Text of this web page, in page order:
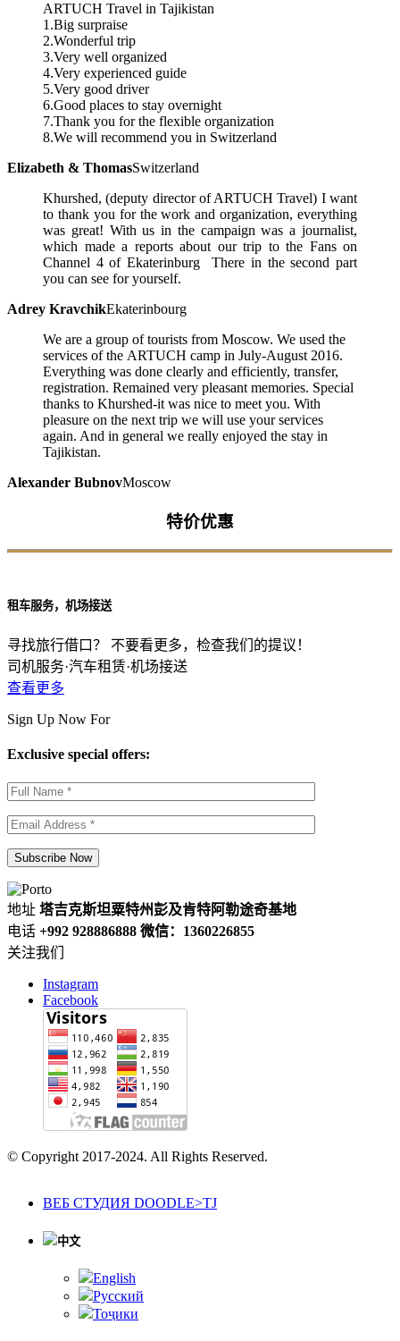
ARTUCH Travel in Tajikistan
1.Big surpraise
2.Wonderful trip
3.Very well organized
4.Very experienced guide
5.Very good driver
6.Good places to stay overnight
7.Thank you for the flexible organization
8.We will recommend you in Switzerland
Elizabeth & ThomasSwitzerland
Khurshed, (deputy director of ARTUCH Travel) I want
to thank you for the work and organization, everything
was great! With us in the campaign was a journalist,
which made a reports about our trip to the Fans on
Channel 4 of Ekaterinburg There in the second part
you can see for yourself.
Adrey KravchikEkaterinbourg
We are a group of tourists from Moscow. We used the
services of the ARTUCH camp in July-August 2016.
Everything was done clearly and efficiently, transfer,
registration. Remained very pleasant memories. Special
thanks to Khurshed-it was nice to meet you. With
pleasure on the next trip we will use your services
again. And in general we really enjoyed the stay in
Tajikistan.
Alexander BubnovMoscow
特价优惠
租车服务，机场接送
寻找旅行借口？ 不要看更多，检查我们的提议！
司机服务·汽车租赁·机场接送
查看更多
Sign Up Now For
Exclusive special offers:
地址 塔吉克斯坦粟特州彭及肯特阿勒途奇基地
电话 +992 928886888 微信：1360226855
关注我们
Instagram
Facebook
© Copyright 2017-2024. All Rights Reserved.
ВЕБ СТУДИЯ DOODLE>TJ
中文
English
Русский
Тоҷики